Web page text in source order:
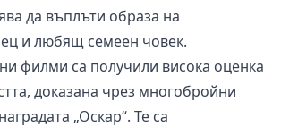
да въплъти образа на
и любящ семеен човек.
филми са получили висока оценка
доказана чрез многобройни
„Оскар“. Те са